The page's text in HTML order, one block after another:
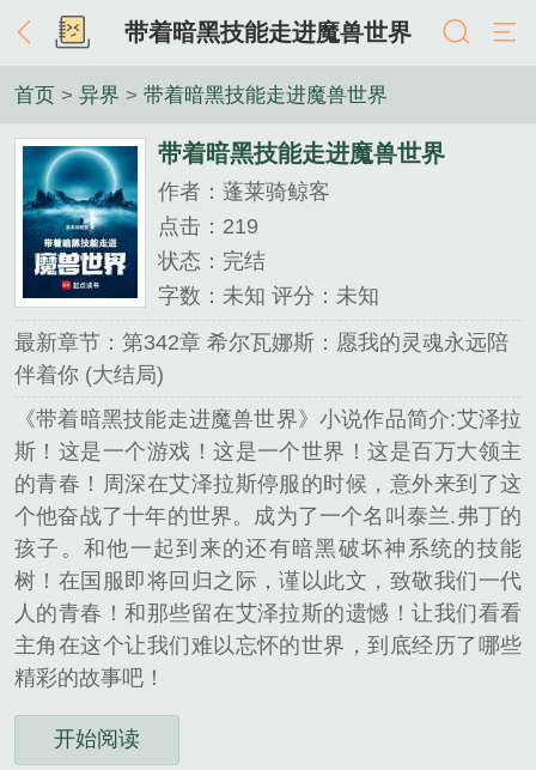
带着暗黑技能走进魔兽世界
首页 > 异界 > 带着暗黑技能走进魔兽世界
带着暗黑技能走进魔兽世界
作者：蓬莱骑鲸客
点击：219
状态：完结
字数：未知 评分：未知
最新章节：第342章 希尔瓦娜斯：愿我的灵魂永远陪
伴着你 (大结局)
《带着暗黑技能走进魔兽世界》小说作品简介:艾泽拉
斯！这是一个游戏！这是一个世界！这是百万大领主
的青春！周深在艾泽拉斯停服的时候，意外来到了这
个他奋战了十年的世界。成为了一个名叫泰兰.弗丁的
孩子。和他一起到来的还有暗黑破坏神系统的技能
树！在国服即将回归之际，谨以此文，致敬我们一代
人的青春！和那些留在艾泽拉斯的遗憾！让我们看看
主角在这个让我们难以忘怀的世界，到底经历了哪些
精彩的故事吧！
开始阅读